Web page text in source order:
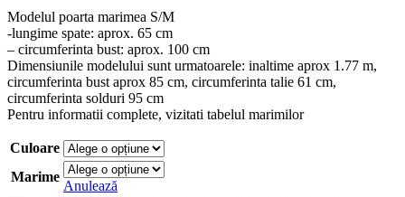
Modelul poarta marimea S/M
-lungime spate: aprox. 65 cm
– circumferinta bust: aprox. 100 cm
Dimensiunile modelului sunt urmatoarele: inaltime aprox 1.77 m,
circumferinta bust aprox 85 cm, circumferinta talie 61 cm,
circumferinta solduri 95 cm
Pentru informatii complete, vizitati tabelul marimilor
Culoare
Marime
Anulează